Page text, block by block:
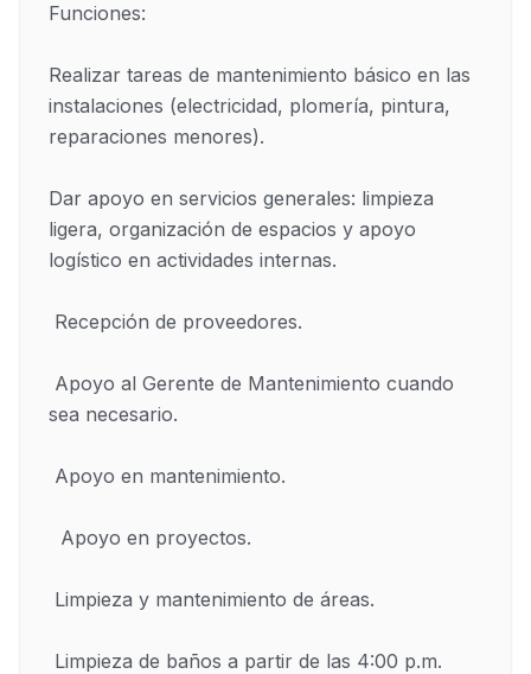
Funciones:
Realizar tareas de mantenimiento básico en las
instalaciones (electricidad, plomería, pintura,
reparaciones menores).
Dar apoyo en servicios generales: limpieza
ligera, organización de espacios y apoyo
logístico en actividades internas.
sea necesario.
Limpieza de baños a partir de las 4:00 p.m.